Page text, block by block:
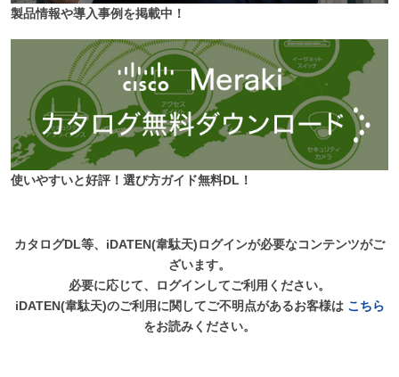
製品情報や導入事例を掲載中！
使いやすいと好評！選び方ガイド無料DL！
カタログDL等、iDATEN(韋駄天)ログインが必要なコンテンツがご
ざいます。
必要に応じて、ログインしてご利用ください。
iDATEN(韋駄天)のご利用に関してご不明点があるお客様は こちら
をお読みください。